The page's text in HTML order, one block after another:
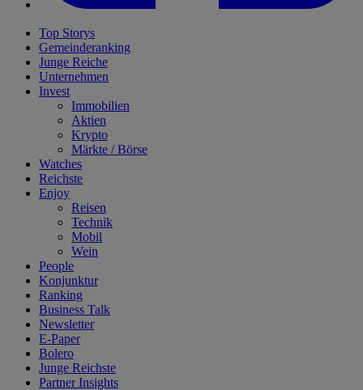
Top Storys
Gemeinderanking
Junge Reiche
Unternehmen
Invest
Immobilien
Aktien
Krypto
Märkte / Börse
Watches
Reichste
Enjoy
Reisen
Technik
Mobil
Wein
People
Konjunktur
Ranking
Business Talk
Newsletter
E-Paper
Bolero
Junge Reichste
Partner Insights